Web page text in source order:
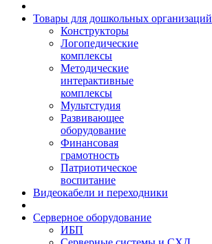
Товары для дошкольных организаций
Конструкторы
Логопедические
комплексы
Методические
интерактивные
комплексы
Мультстудия
Развивающее
оборудование
Финансовая
грамотность
Патриотическое
воспитание
Видеокабели и переходники
Серверное оборудование
ИБП